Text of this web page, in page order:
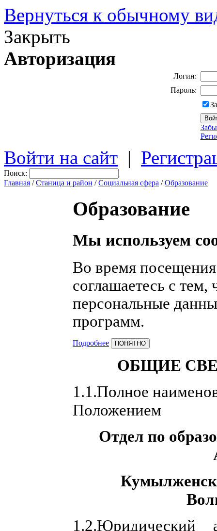
Вернуться к обычному
Закрыть
Авторизация
Логин:
Пароль:
Войти на сайт |
Поиск:
Главная /Станица и район /Социальная сфера /Образование
Образование
Мы используем
Во время
соглашаетесь с
персональные
программ.
Подробнее ПОНЯТНО
ОБЩИЕ
1.1.Полное
Положением
Отдел по